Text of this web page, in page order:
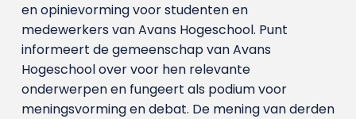
en opinievorming voor studenten en
medewerkers van Avans Hoge­school. Punt
informeert de gemeenschap van Avans
Hogeschool over voor hen relevante
onderwerpen en fungeert als podium voor
meningsvorming en debat. De mening van derden